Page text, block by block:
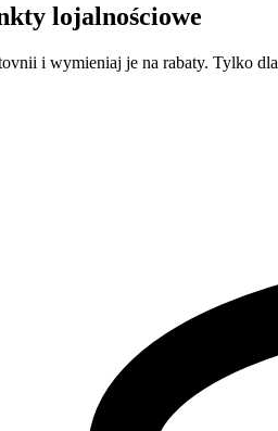
lojalnościowe
i wymieniaj je na rabaty. Tylko dla